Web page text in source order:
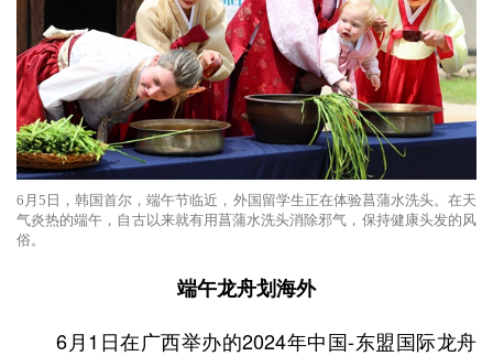
6月5日，韩国首尔，端午节临近，外国留学生正在体验菖蒲水洗头。在天
气炎热的端午，自古以来就有用菖蒲水洗头消除邪气，保持健康头发的风
俗。
端午龙舟划海外
6月1日在广西举办的2024年中国-东盟国际龙舟